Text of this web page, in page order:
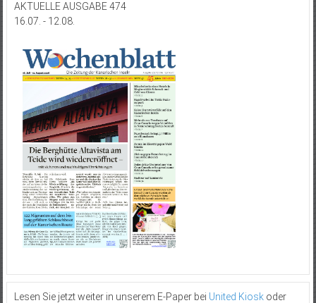
AKTUELLE AUSGABE 474
16.07. - 12.08.
Lesen Sie jetzt weiter in unserem E-Paper bei United Kioskoder